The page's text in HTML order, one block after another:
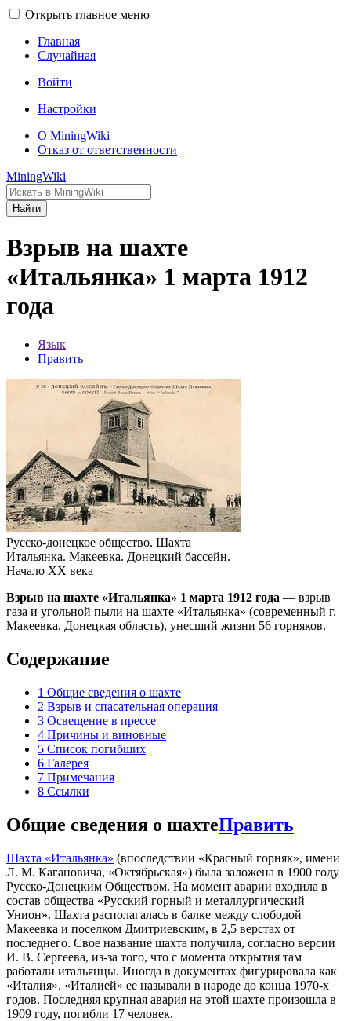
Открыть главное меню
Главная
Случайная
Войти
Настройки
О MiningWiki
Отказ от ответственности
MiningWiki
Найти
Взрыв на шахте
«Итальянка» 1 марта 1912
года
Язык
Править
Русско-донецкое общество. Шахта
Итальянка. Макеевка. Донецкий бассейн.
Начало XX века
Взрыв на шахте «Итальянка» 1 марта 1912 года — взрыв
газа и угольной пыли на шахте «Итальянка» (современный г.
Макеевка, Донецкая область), унесший жизни 56 горняков.
Содержание
1 Общие сведения о шахте
2 Взрыв и спасательная операция
3 Освещение в прессе
4 Причины и виновные
5 Список погибших
6 Галерея
7 Примечания
8 Ссылки
Общие сведения о шахтеПравить
Шахта «Итальянка» (впоследствии «Красный горняк», имени
Л. М. Кагановича, «Октябрьская») была заложена в 1900 году
Русско-Донецким Обществом. На момент аварии входила в
состав общества «Русский горный и металлургический
Унион». Шахта располагалась в балке между слободой
Макеевка и поселком Дмитриевским, в 2,5 верстах от
последнего. Свое название шахта получила, согласно версии
И. В. Сергеева, из-за того, что с момента открытия там
работали итальянцы. Иногда в документах фигурировала как
«Италия». «Италией» ее называли в народе до конца 1970-х
годов. Последняя крупная авария на этой шахте произошла в
1909 году, погибли 17 человек.